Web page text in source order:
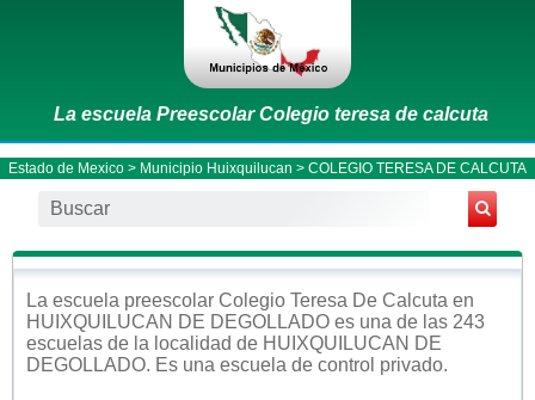
La escuela Preescolar Colegio teresa de calcuta
Estado de Mexico > Municipio Huixquilucan > COLEGIO TERESA DE CALCUTA
La escuela preescolar Colegio Teresa De Calcuta en
HUIXQUILUCAN DE DEGOLLADO es una de las 243
escuelas de la localidad de HUIXQUILUCAN DE
DEGOLLADO. Es una escuela de control privado.